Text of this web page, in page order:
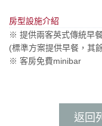
房型設施介紹
※ 提供兩客英式傳統早
(標準方案提供早餐，其
※ 客房免費minibar
返回